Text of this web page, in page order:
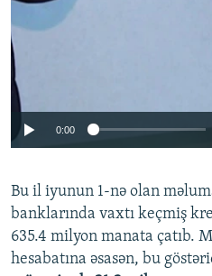
0:00
Bu il iyunun 1-nə olan
banklarında vaxtı keçmiş
635.4 milyon manata çatıb.
hesabatına əsasən, bu